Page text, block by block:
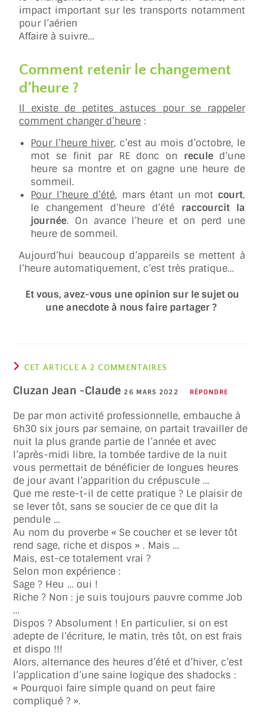
impact important sur les transports notamment
pour l’aérien
Affaire à suivre…
Comment retenir le changement
d’heure ?
Il existe de petites astuces pour se rappeler
comment changer d’heure :
Pour l’heure hiver, c’est au mois d’octobre, le
mot se finit par RE donc on recule d’une
heure sa montre et on gagne une heure de
sommeil.
Pour l’heure d’été, mars étant un mot court,
le changement d’heure d’été raccourcit la
journée. On avance l’heure et on perd une
heure de sommeil.
Aujourd’hui beaucoup d’appareils se mettent à
l’heure automatiquement, c’est très pratique…
Et vous, avez-vous une opinion sur le sujet ou
une anecdote à nous faire partager ?
CET ARTICLE A 2 COMMENTAIRES
Cluzan Jean -Claude26 MARS 2022 RÉPONDRE
De par mon activité professionnelle, embauche à
6h30 six jours par semaine, on partait travailler de
nuit la plus grande partie de l’année et avec
l’après-midi libre, la tombée tardive de la nuit
vous permettait de bénéficier de longues heures
de jour avant l’apparition du crépuscule …
Que me reste-t-il de cette pratique ? Le plaisir de
se lever tôt, sans se soucier de ce que dit la
pendule …
Au nom du proverbe « Se coucher et se lever tôt
rend sage, riche et dispos » . Mais …
Mais, est-ce totalement vrai ?
Selon mon expérience :
Sage ? Heu … oui !
Riche ? Non : je suis toujours pauvre comme Job
…
Dispos ? Absolument ! En particulier, si on est
adepte de l’écriture, le matin, très tôt, on est frais
et dispo !!!
Alors, alternance des heures d’été et d’hiver, c’est
l’application d’une saine logique des shadocks :
« Pourquoi faire simple quand on peut faire
compliqué ? ».